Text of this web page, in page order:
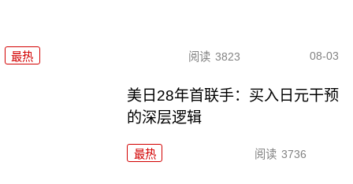
最热 阅读 3823 08-03
美日28年首联手：买入日元干预
的深层逻辑
最热 阅读 3736